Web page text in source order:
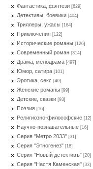
Фантастика, фэнтези [629]
Детективы, боевики [404]
Триллеры, ужасы [164]
Приключения [122]
Исторические романы [126]
Современный роман [314]
Драма, мелодрама [497]
Юмор, сатира [101]
Эротика, секс [40]
Женские романы [99]
Детские, сказки [93]
Поэзия [16]
Религиозно-философские [12]
Научно-познавательные [16]
Серия "Метро 2033" [31]
Серия "Этногенез" [18]
Серия "Новый детективъ" [20]
Серия "Настя Каменская" [33]